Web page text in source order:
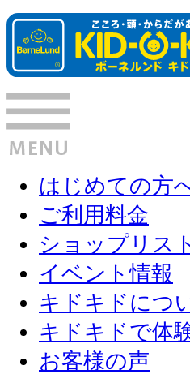
はじめての方
ご利用料金
ショップリス
イベント情報
キドキドにつ
キドキドで体
お客様の声